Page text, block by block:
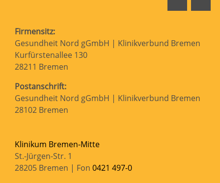
Firmensitz:
Gesundheit Nord gGmbH | Klinikverbund Bremen
Kurfürstenallee 130
28211 Bremen
Postanschrift:
Gesundheit Nord gGmbH | Klinikverbund Bremen
28102 Bremen
Klinikum Bremen-Mitte
St.-Jürgen-Str. 1
28205 Bremen | Fon 0421 497-0